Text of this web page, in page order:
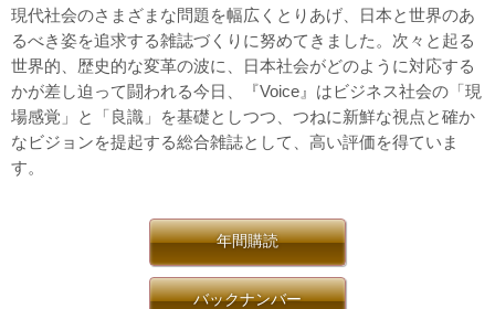
現代社会のさまざまな問題を幅広くとりあげ、日本と世界のあ
るべき姿を追求する雑誌づくりに努めてきました。次々と起る
世界的、歴史的な変革の波に、日本社会がどのように対応する
かが差し迫って闘われる今日、『Voice』はビジネス社会の「現
場感覚」と「良識」を基礎としつつ、つねに新鮮な視点と確か
なビジョンを提起する総合雑誌として、高い評価を得ていま
す。
年間購読
バックナンバー